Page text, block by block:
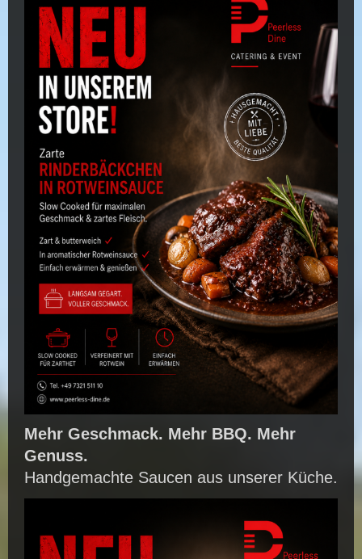
Mehr Geschmack. Mehr BBQ. Mehr
Genuss.
Handgemachte Saucen aus unserer Küche.